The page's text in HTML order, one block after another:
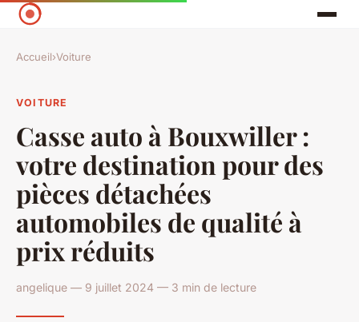
Accueil›Voiture
VOITURE
Casse auto à Bouxwiller :
votre destination pour des
pièces détachées
automobiles de qualité à
prix réduits
angelique — 9 juillet 2024 — 3 min de lecture